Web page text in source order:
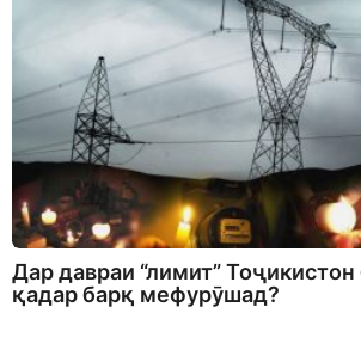
Дар давраи “лимит”
қадар барқ мефурӯшад?